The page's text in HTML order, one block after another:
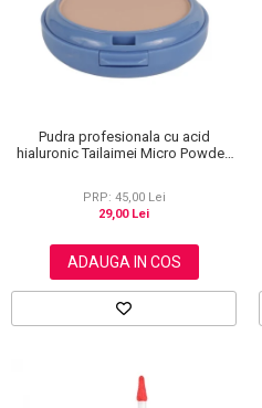
Pudra profesionala cu acid
hialuronic Tailaimei Micro Powder,
PRP: 45,00 Lei
29,00 Lei
ADAUGA IN COS